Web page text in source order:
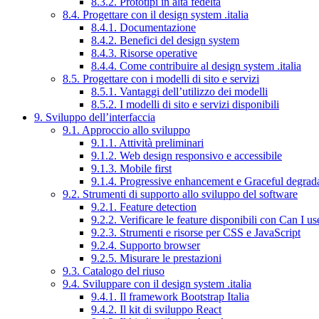
8.4. Progettare con il design system .italia
8.4.1. Documentazione
8.4.2. Benefici del design system
8.4.3. Risorse operative
8.4.4. Come contribuire al design system .italia
8.5. Progettare con i modelli di sito e servizi
8.5.1. Vantaggi dell’utilizzo dei modelli
8.5.2. I modelli di sito e servizi disponibili
9. Sviluppo dell’interfaccia
9.1. Approccio allo sviluppo
9.1.1. Attività preliminari
9.1.2. Web design responsivo e accessibile
9.1.3. Mobile first
9.1.4. Progressive enhancement e Graceful
9.2. Strumenti di supporto allo sviluppo del software
9.2.1. Feature detection
9.2.2. Verificare le feature disponibili con Can I
9.2.3. Strumenti e risorse per CSS e JavaScript
9.2.4. Supporto browser
9.2.5. Misurare le prestazioni
9.3. Catalogo del riuso
9.4. Sviluppare con il design system .italia
9.4.1. Il framework Bootstrap Italia
9.4.2. Il kit di sviluppo React